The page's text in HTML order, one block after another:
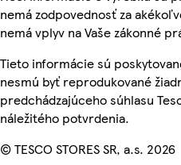
nemá zodpovednosť za
nemá vplyv na Vaše zákonné
Tieto informácie sú
nesmú byť reprodukované
predchádzajúceho súhlasu
náležitého potvrdenia.
© TESCO STORES SR, a.s. 2026